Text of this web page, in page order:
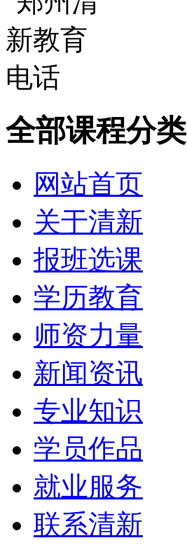
全部课程分类
网站首页
关于清新
报班选课
学历教育
师资力量
新闻资讯
专业知识
学员作品
就业服务
联系清新